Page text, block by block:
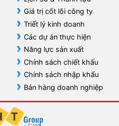
Giá trị cốt lõi công ty
Triết lý kinh doanh
Các dự án thực hiện
Năng lực sản xuất
Chính sách chiết khấu
Chính sách nhập khẩu
Bán hàng doanh nghiệp